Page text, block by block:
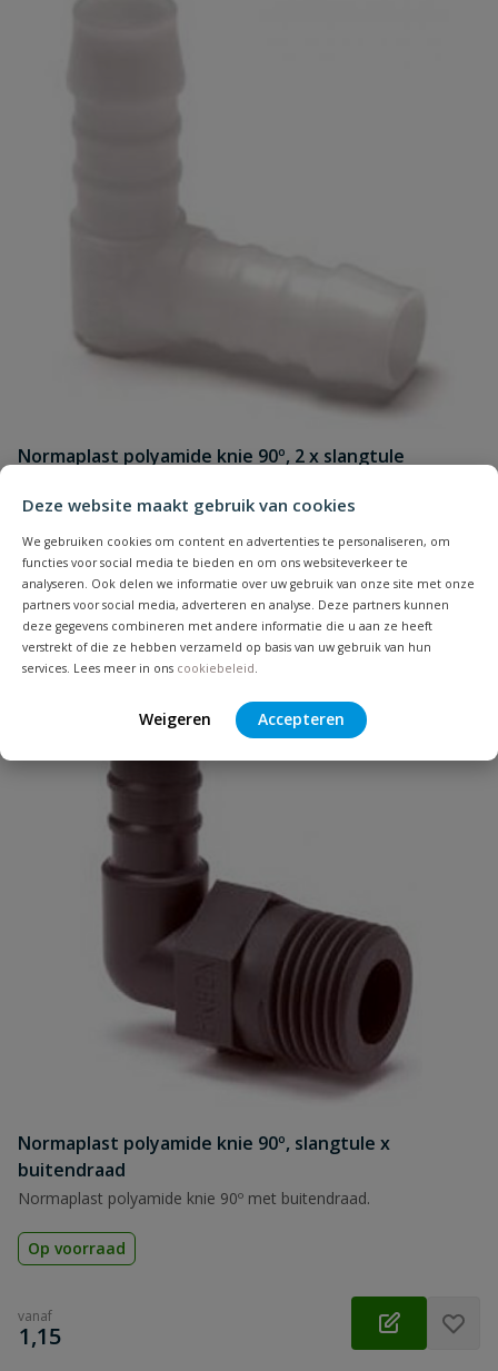
Deze website maakt gebruik van cookies
We gebruiken cookies om content en advertenties te personaliseren, om
functies voor social media te bieden en om ons websiteverkeer te
analyseren. Ook delen we informatie over uw gebruik van onze site met onze
partners voor social media, adverteren en analyse. Deze partners kunnen
deze gegevens combineren met andere informatie die u aan ze heeft
verstrekt of die ze hebben verzameld op basis van uw gebruik van hun
services. Lees meer in ons cookiebeleid
Weigeren Accepteren
Normaplast polyamide knie 90º, 2 x slangtule
Op voorraad
vanaf
€1,08
Normaplast polyamide knie 90º, slangtule x
buitendraad
Normaplast polyamide knie 90º met buitendraad.
Op voorraad
vanaf
€
1,15